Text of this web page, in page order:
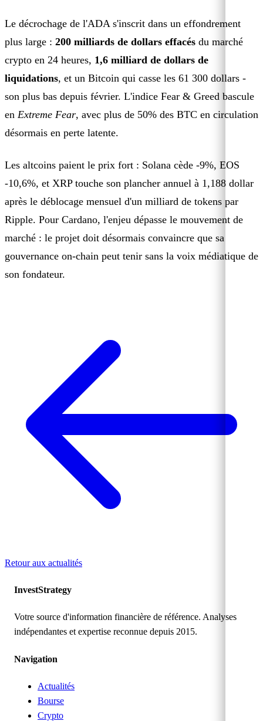
Le décrochage de l'ADA s'inscrit dans un effondrement
plus large : 200 milliards de dollars effacés du marché
crypto en 24 heures, 1,6 milliard de dollars de
liquidations, et un Bitcoin qui casse les 61 300 dollars -
son plus bas depuis février. L'indice Fear & Greed bascule
en Extreme Fear, avec plus de 50% des BTC en circulation
désormais en perte latente.
Les altcoins paient le prix fort : Solana cède -9%, EOS
-10,6%, et XRP touche son plancher annuel à 1,188 dollar
après le déblocage mensuel d'un milliard de tokens par
Ripple. Pour Cardano, l'enjeu dépasse le mouvement de
marché : le projet doit désormais convaincre que sa
gouvernance on-chain peut tenir sans la voix médiatique de
son fondateur.
Retour aux actualités
InvestStrategy
Votre source d'information financière de référence. Analyses
indépendantes et expertise reconnue depuis 2015.
Navigation
Actualités
Bourse
Crypto